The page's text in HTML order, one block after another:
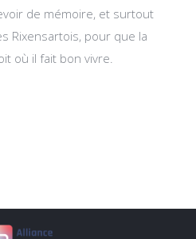
de mémoire, et surtout
Rixensartois, pour que la
où il fait bon vivre.